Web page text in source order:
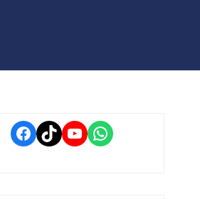
Facebook
TikTokYouTube
WhatsApp